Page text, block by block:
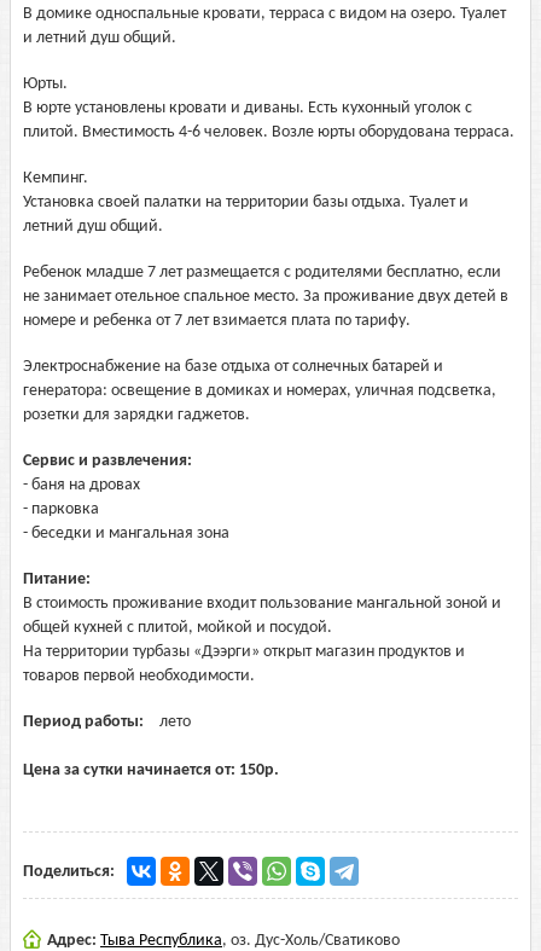
В домике односпальные кровати, терраса с видом на озеро. Туалет
и летний душ общий.
Юрты.
В юрте установлены кровати и диваны. Есть кухонный уголок с
плитой. Вместимость 4-6 человек. Возле юрты оборудована терраса.
Кемпинг.
Установка своей палатки на территории базы отдыха. Туалет и
летний душ общий.
Ребенок младше 7 лет размещается с родителями бесплатно, если
не занимает отельное спальное место. За проживание двух детей в
номере и ребенка от 7 лет взимается плата по тарифу.
Электроснабжение на базе отдыха от солнечных батарей и
генератора: освещение в домиках и номерах, уличная подсветка,
розетки для зарядки гаджетов.
Сервис и развлечения:
- баня на дровах
- парковка
- беседки и мангальная зона
Питание:
В стоимость проживание входит пользование мангальной зоной и
общей кухней с плитой, мойкой и посудой.
На территории турбазы «Дээрги» открыт магазин продуктов и
товаров первой необходимости.
Период работы: лето
Цена за сутки начинается от: 150р.
Поделиться:
Адрес: Тыва Республика, оз. Дус-Холь/Сватиково